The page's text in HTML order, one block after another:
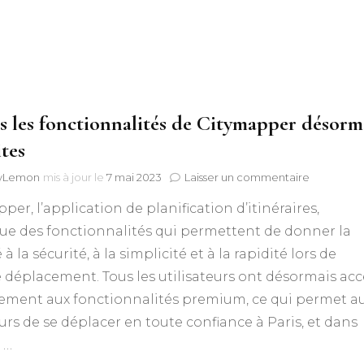
les fonctionnalités de Citymapper
mis à jour le 7 mai 2023 Laisser un commentaire
les
désormais
l’application de planification d’itinéraires,
des fonctionnalités qui permettent de donner la
la sécurité, à la simplicité et à la rapidité lors de
déplacement. Tous les utilisateurs ont désormais
aux fonctionnalités premium, ce qui permet
de se déplacer en toute confiance à Paris, et dans
…